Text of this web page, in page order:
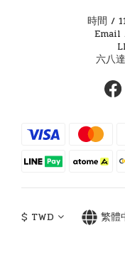
時間 /
Email
六八
$ TWD 繁體